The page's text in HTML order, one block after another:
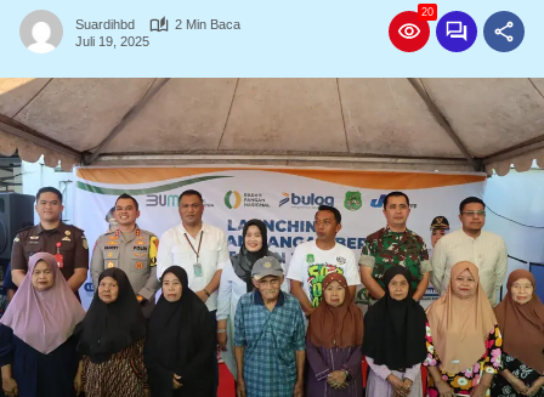
Suardihbd
2 Min Baca
Juli 19, 2025
20